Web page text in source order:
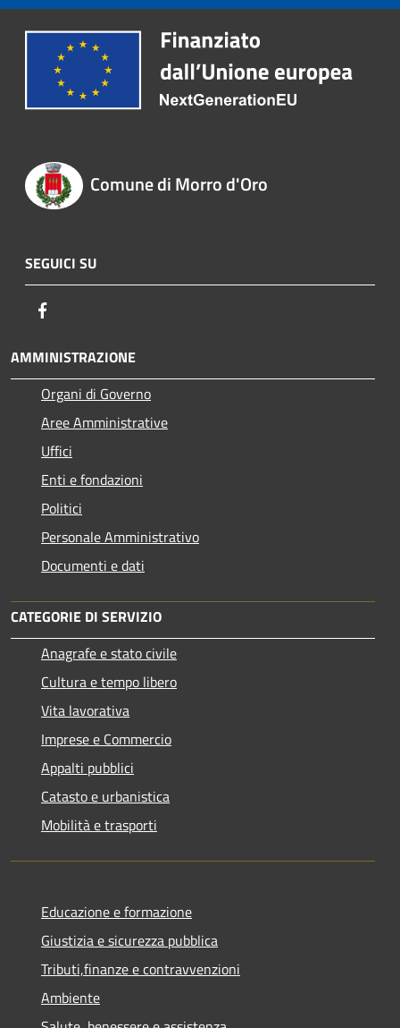
Comune di Morro d'Oro
SEGUICI SU
AMMINISTRAZIONE
Organi di Governo
Aree Amministrative
Uffici
Enti e fondazioni
Politici
Personale Amministrativo
Documenti e dati
CATEGORIE DI SERVIZIO
Anagrafe e stato civile
Cultura e tempo libero
Vita lavorativa
Imprese e Commercio
Appalti pubblici
Catasto e urbanistica
Mobilità e trasporti
Educazione e formazione
Giustizia e sicurezza pubblica
Tributi,finanze e contravvenzioni
Ambiente